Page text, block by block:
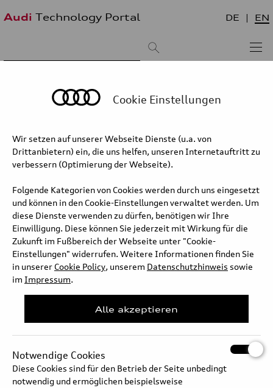
Audi Technology Portal DE EN
älteste zuerst
Innovative thermal management
The novel thermal management system, an innovation from Audi
Rather than being circulated, the coolant remains still during the
warm-up phase so that the engine oil quickly reaches its operating
temperature of between 80 and 120 degrees Celsius (between
176 and 248 degrees Fahrenheit). This significantly shortens the
phase of greater frictional resistance due to viscous oil in the
crankshaft drive and valve gear.
Cookie Einstellungen
Wir setzen auf unserer Webseite Dienste (u.a. von
Drittanbietern) ein, die uns helfen, unseren Internetauftritt zu
verbessern (Optimierung der Webseite).
Folgende Kategorien von Cookies werden durch uns eingesetzt
und können in den Cookie-Einstellungen verwaltet werden. Um
diese Dienste verwenden zu dürfen, benötigen wir Ihre
Einwilligung. Diese können Sie jederzeit mit Wirkung für die
Zukunft im Fußbereich der Webseite unter "Cookie-
Einstellungen" widerrufen. Weitere Informationen finden Sie
in unserer Cookie Policy, unserem Datenschutzhinweis sowie
im Impressum.
Alle akzeptieren
Notwendige Cookies
Diese Cookies sind für den Betrieb der Seite unbedingt
notwendig und ermöglichen beispielsweise